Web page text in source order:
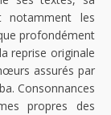
notamment les
profondément
reprise originale
assurés par
Consonnances
propres des